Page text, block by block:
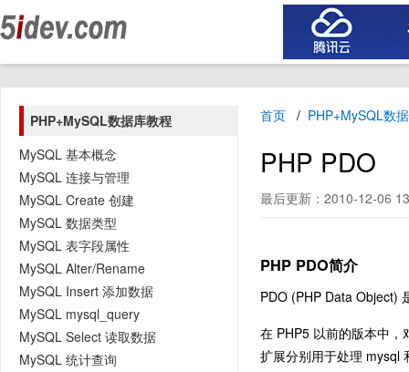
PHP+MySQL数据库教程
MySQL 基本概念
MySQL 连接与管理
MySQL Create 创建
MySQL 数据类型
MySQL 表字段属性
MySQL Alter/Rename
MySQL Insert 添加数据
MySQL mysql_query
MySQL Select 读取数据
MySQL 统计查询
首页 PHP+MySQL数
PHP PDO
最后更新：2010-12-06
PHP PDO简介
PDO (PHP Data Object)
在 PHP5 以前的版本中
扩展分别用于处理 mysql